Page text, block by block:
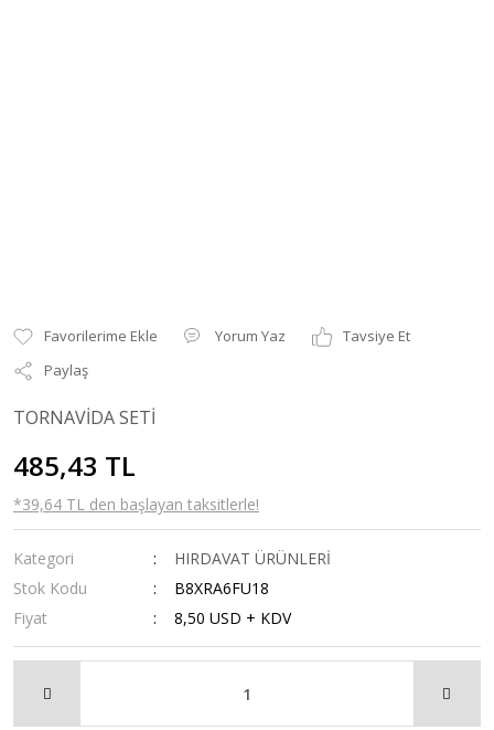
Yorum Yaz
Tavsiye Et
Paylaş
TORNAVİDA SETİ
485,43 TL
*39,64 TL den başlayan taksitlerle!
Kategori
HIRDAVAT ÜRÜNLERİ
Stok Kodu
B8XRA6FU18
Fiyat
8,50 USD + KDV